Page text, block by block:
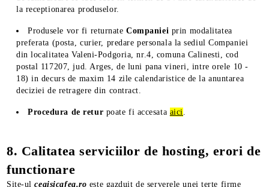
la receptionarea produselor.
Produsele vor fi returnateCompaniei prin modalitatea
preferata (posta, curier, predare personala la sediul Companiei
din localitatea Valeni-Podgoria, nr.4, comuna Calinesti, cod
postal 117207, jud. Arges, de luni pana vineri, intre orele 10 -
18) in decurs de maxim 14 zile calendaristice de la anuntarea
deciziei de retragere din contract.
Procedura de retur poate fi accesata aici.
8. Calitatea serviciilor de hosting, erori de
functionare
Site-ulceaisicafea.ro este gazduit de serverele unei terte firme